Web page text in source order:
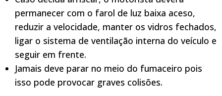
permanecer com o farol de luz baixa aceso,
reduzir a velocidade, manter os vidros fechados,
ligar o sistema de ventilação interna do veículo e
seguir em frente.
Jamais deve parar no meio do fumaceiro pois
isso pode provocar graves colisões.